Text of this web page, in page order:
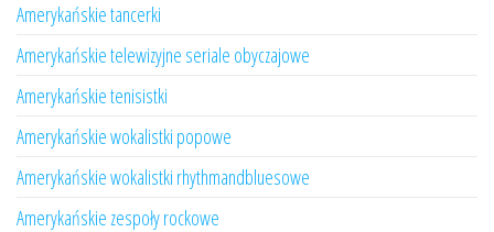
Amerykańskie tancerki
Amerykańskie telewizyjne seriale obyczajowe
Amerykańskie tenisistki
Amerykańskie wokalistki popowe
Amerykańskie wokalistki rhythmandbluesowe
Amerykańskie zespoły rockowe